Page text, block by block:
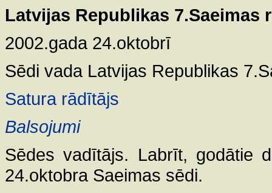
Latvijas Republikas 7.Saeimas
2002.gada 24.oktobrī
Sēdi vada Latvijas Republikas
Satura rādītājs
Balsojumi
Sēdes vadītājs. Labrīt, godātie
24.oktobra Saeimas sēdi.